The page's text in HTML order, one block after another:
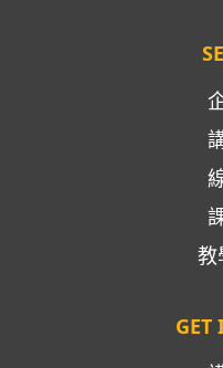
教
GET